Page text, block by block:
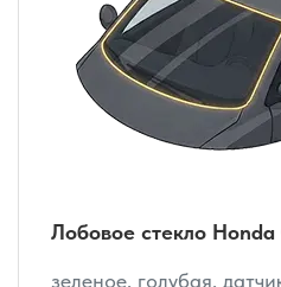
Лобовое стекло Honda
зеленое, голубая,